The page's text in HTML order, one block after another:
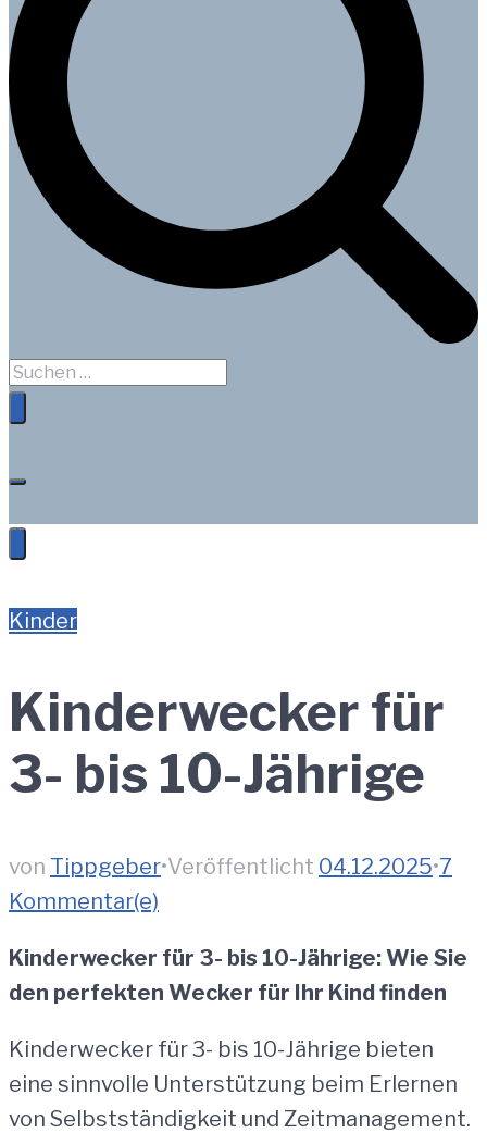
Kinder
Kinderwecker für
3- bis 10-Jährige
von Tippgeber•Veröffentlicht 04.12.2025•7
Kommentar(e)
Kinderwecker für 3- bis 10-Jährige: Wie Sie
den perfekten Wecker für Ihr Kind finden
Kinderwecker für 3- bis 10-Jährige bieten
eine sinnvolle Unterstützung beim Erlernen
von Selbstständigkeit und Zeitmanagement.